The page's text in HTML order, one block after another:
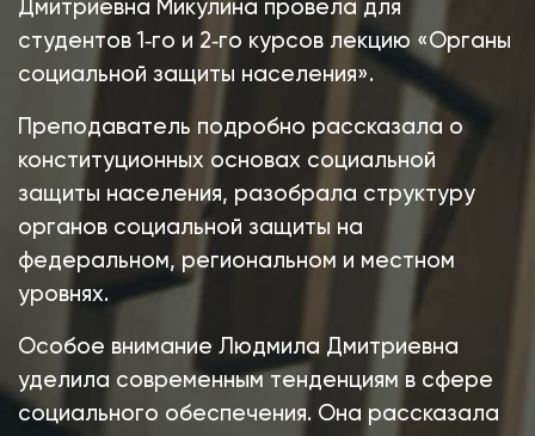
Дмитриевна Микулина провела для
студентов 1‑го и 2‑го курсов лекцию «Органы
социальной защиты населения».
Преподаватель подробно рассказала о
конституционных основах социальной
защиты населения, разобрала структуру
органов социальной защиты на
федеральном, региональном и местном
уровнях.
Особое внимание Людмила Дмитриевна
уделила современным тенденциям в сфере
социального обеспечения. Она рассказала